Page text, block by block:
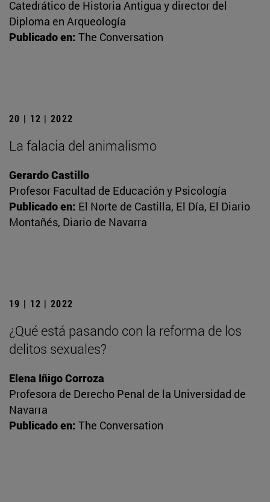
Catedrático de Historia Antigua y director del
Diploma en Arqueología
Publicado en: The Conversation
20 | 12 | 2022
La falacia del animalismo
Gerardo Castillo
Profesor Facultad de Educación y Psicología
Publicado en: El Norte de Castilla, El Día, El Diario
Montañés, Diario de Navarra
19 | 12 | 2022
¿Qué está pasando con la reforma de los
delitos sexuales?
Elena Iñigo Corroza
Profesora de Derecho Penal de la Universidad de
Navarra
Publicado en: The Conversation